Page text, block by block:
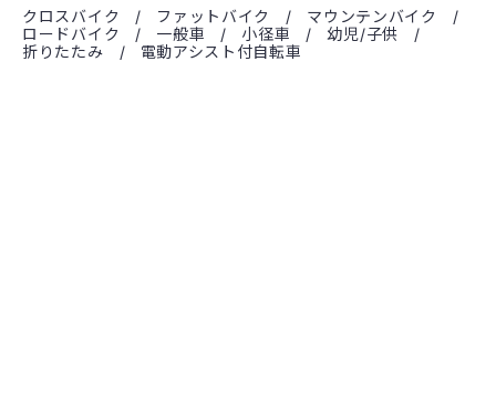
クロスバイク ファットバイク
マウンテンバイク
ロードバイク
一般車 小径車
幼児/子供
折りたたみ
電動アシスト付自転車